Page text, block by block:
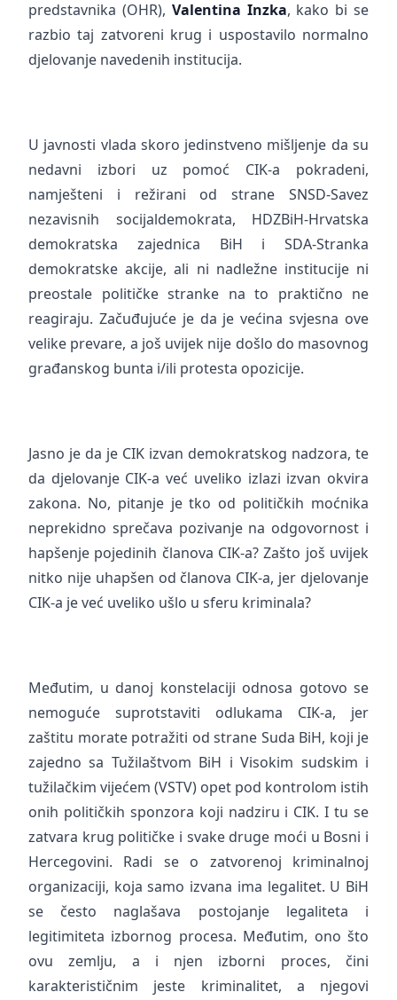
predstavnika (OHR), Valentina Inzka, kako bi se
razbio taj zatvoreni krug i uspostavilo normalno
djelovanje navedenih institucija.
U javnosti vlada skoro jedinstveno mišljenje da su
nedavni izbori uz pomoć CIK-a pokradeni,
namješteni i režirani od strane SNSD-Savez
nezavisnih socijaldemokrata, HDZBiH-Hrvatska
demokratska zajednica BiH i SDA-Stranka
demokratske akcije, ali ni nadležne institucije ni
preostale političke stranke na to praktično ne
reagiraju. Začuđujuće je da je većina svjesna ove
velike prevare, a još uvijek nije došlo do masovnog
građanskog bunta i/ili protesta opozicije.
Jasno je da je CIK izvan demokratskog nadzora, te
da djelovanje CIK-a već uveliko izlazi izvan okvira
zakona. No, pitanje je tko od političkih moćnika
neprekidno sprečava pozivanje na odgovornost i
hapšenje pojedinih članova CIK-a? Zašto još uvijek
nitko nije uhapšen od članova CIK-a, jer djelovanje
CIK-a je već uveliko ušlo u sferu kriminala?
Međutim, u danoj konstelaciji odnosa gotovo se
nemoguće suprotstaviti odlukama CIK-a, jer
zaštitu morate potražiti od strane Suda BiH, koji je
zajedno sa Tužilaštvom BiH i Visokim sudskim i
tužilačkim vijećem (VSTV) opet pod kontrolom istih
onih političkih sponzora koji nadziru i CIK. I tu se
zatvara krug političke i svake druge moći u Bosni i
Hercegovini. Radi se o zatvorenoj kriminalnoj
organizaciji, koja samo izvana ima legalitet. U BiH
se često naglašava postojanje legaliteta i
legitimiteta izbornog procesa. Međutim, ono što
ovu zemlju, a i njen izborni proces, čini
karakterističnim jeste kriminalitet, a njegovi